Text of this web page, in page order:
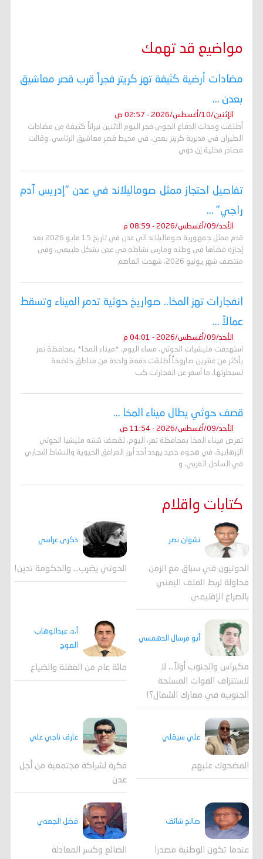
مواضيع قد تهمك
مضادات أرضية كثيفة تهز كريتر فجراً قرب قصر معاشيق
بعدن ...
الإثنين/10/أغسطس/2026 - 02:57 ص
أطلقت وحدات الدفاع الجوي فجر اليوم الاثنين نيراناً كثيفة من مضادات
الطيران في مديرية كريتر بعدن، في محيط قصر معاشيق الرئاسي. وقالت
مصادر محلية إن دوي
تفاصيل احتجاز ممثل صوماليلاند في عدن "إدريس آدم
راجي" ...
الأحد/09/أغسطس/2026 - 08:59 م
قدم ممثل جمهورية صوماليلاند الى عدن في تاريخ 15 مايو 2026 بعد
إجازة قضاها في وطنه ومارس نشاطه في عدن بشكل طبيعي، وفي
منتصف شهر يونيو 2026، شهدت العاصم
انفجارات تهز المخا.. صواريخ حوثية تدمر الميناء وتسقط
عمالاً ...
الأحد/09/أغسطس/2026 - 04:01 م
استهدفت مليشيات الحوثي، مساء اليوم، *ميناء المخا* بمحافظة تعز
بأكثر من عشرين صاروخاً أُطلقت دفعة واحدة من مناطق خاضعة
لسيطرتها، ما أسفر عن انفجارات كب
قصف حوثي يطال ميناء المخا ...
الأحد/09/أغسطس/2026 - 11:54 ص
تعرض ميناء المخا بمحافظة تعز، اليوم، لقصف شنته مليشيا الحوثي
الإرهابية، في هجوم جديد يهدد أحد أبرز المرافق الحيوية والنشاط التجاري
في الساحل الغربي. و
كتابات واقلام
نشوان نصر
الحوثيون في سباق مع الزمن
محاولة لربط الملف اليمني
بالصراع الإقليمي
ذكرى عراسي
الحوثي يضرب… والحكومة تدين!
أبو مرسال الدهمسي
مكيراس والجنوب أولاً... لا
لاستنزاف القوات المسلحة
الجنوبية في معارك الشمال؟!
أ.د. عبدالوهاب
العوج
مائة عام من الغفلة والضياع
علي سيقلي
المضحوك عليهم
عارف ناجي علي
فكرة لشراكة مجتمعية من أجل
عدن
صالح شائف
عندما تكون الوطنية مصدرا
فضل الجعدي
الضالع وكسر المعادلة